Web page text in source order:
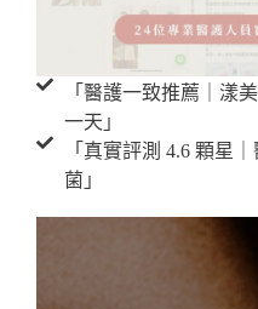
「醫護一致推薦｜漾
一天」
「真實評測 4.6 顆星
菌」